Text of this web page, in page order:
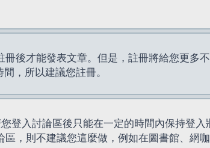
後才能發表文章。但是，註冊將給您更多
，所以建議您註冊。
登入討論區後只能在一定的時間內保持登
，則不建議您這麼做，例如在圖書館、網